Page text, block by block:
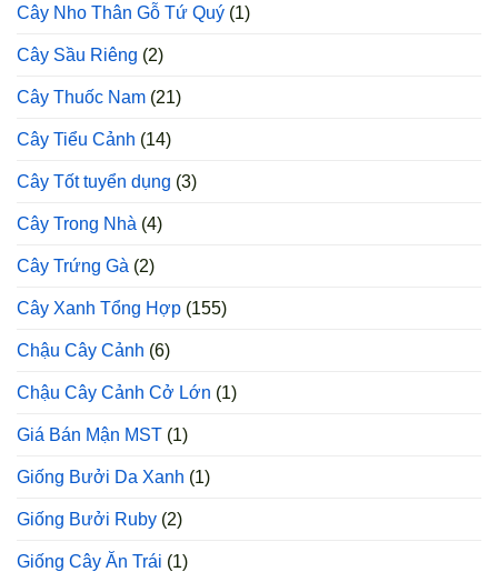
Cây Nho Thân Gỗ Tứ Quý (1)
Cây Sầu Riêng (2)
Cây Thuốc Nam (21)
Cây Tiểu Cảnh (14)
Cây Tốt tuyển dụng (3)
Cây Trong Nhà (4)
Cây Trứng Gà (2)
Cây Xanh Tổng Hợp (155)
Chậu Cây Cảnh (6)
Chậu Cây Cảnh Cở Lớn (1)
Giá Bán Mận MST (1)
Giống Bưởi Da Xanh (1)
Giống Bưởi Ruby (2)
Giống Cây Ăn Trái (1)